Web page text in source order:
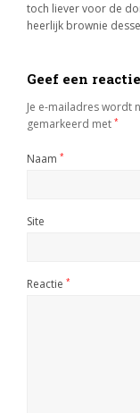
toch liever voor de
heerlijk brownie
Geef een reactie
Je e-mailadres wordt
gemarkeerd met *
Naam *
Site
Reactie *